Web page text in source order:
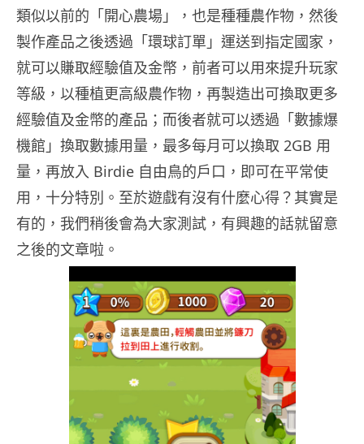
類似以前的「開心農場」，也是種種農作物，然後
製作產品之後透過「環球訂單」運送到指定國家，
就可以賺取經驗值及金幣，前者可以用來提升玩家
等級，以種植更高級農作物，再製造出可換取更多
經驗值及金幣的產品；而後者就可以透過「數據爆
機館」換取數據用量，最多每月可以換取 2GB 用
量，再放入 Birdie 自由鳥的戶口，即可在平常使
用，十分特別。至於遊戲有沒有什麼心得？其實是
有的，我們稍後會為大家測試，有興趣的話就留意
之後的文章啦。